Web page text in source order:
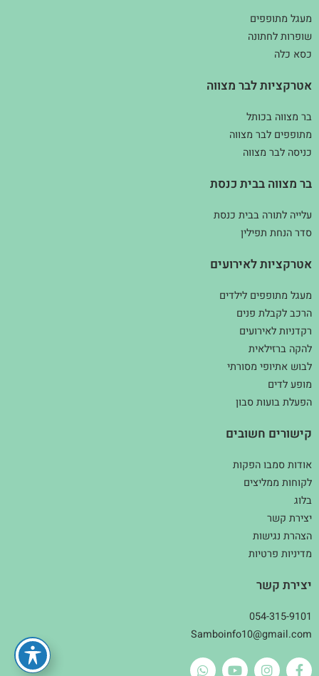
מעגל מתופפים
שופרות לחתונה
כסא כלה
אטרקציות לבר מצווה
בר מצווה בכותל
מתופפים לבר מצווה
כניסה לבר מצווה
בר מצווה בבית כנסת
עלייה לתורה בבית כנסת
סדר הנחת תפילין
אטרקציות לאירועים
מעגל מתופפים לילדים
הרכב לקבלת פנים
רקדניות לאירועים
להקה ברזילאית
לבוש אתיופי מסורתי
מופע לדים
הפעלת בועות סבון
קישורים חשובים
אודות סמבו הפקות
לקוחות ממליצים
בלוג
יצירת קשר
הצהרת נגישות
מדיניות פרטיות
יצירת קשר
054-315-9101
Samboinfo10@gmail.com